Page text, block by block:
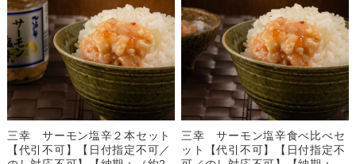
三幸 サーモン塩辛２本セット
【代引不可】【日付指定不可／
三幸 サーモン塩辛食べ比べセ
ット【代引不可】【日付指定不